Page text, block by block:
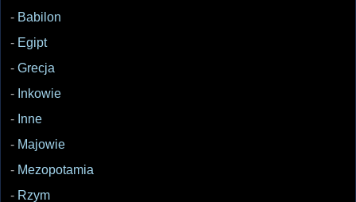
- Babilon
- Egipt
- Grecja
- Inkowie
- Inne
- Majowie
- Mezopotamia
- Rzym